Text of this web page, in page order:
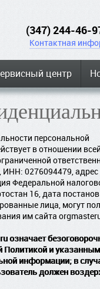
(347) 244-46-
Контактная
центр
персональной
в отношении
0276094479, адрес
Федеральной
16, дата
лица, могут
им сайта
означает
Политикой и
информации; в
должен